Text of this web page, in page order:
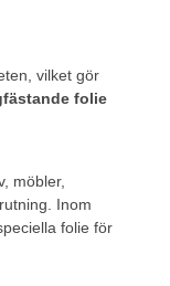
vilket gör
folie
möbler,
Inom
folie för